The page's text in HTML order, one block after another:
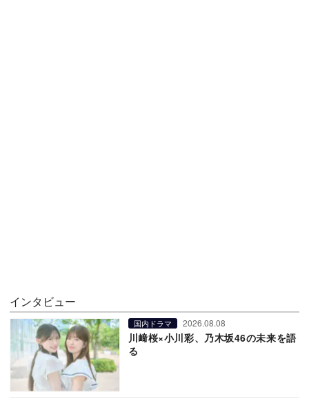
インタビュー
国内ドラマ 2026.08.08
川﨑桜×小川彩、乃木坂46の未来を語
る